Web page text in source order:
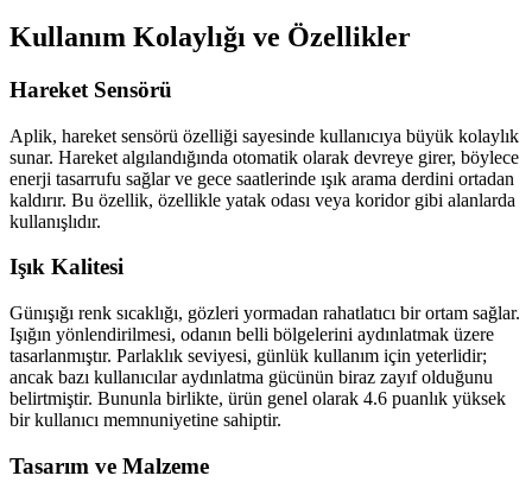
Kullanım Kolaylığı ve Özellikler
Hareket Sensörü
Aplik, hareket sensörü özelliği sayesinde kullanıcıya büyük kolaylık
sunar. Hareket algılandığında otomatik olarak devreye girer, böylece
enerji tasarrufu sağlar ve gece saatlerinde ışık arama derdini ortadan
kaldırır. Bu özellik, özellikle yatak odası veya koridor gibi alanlarda
kullanışlıdır.
Işık Kalitesi
Günışığı renk sıcaklığı, gözleri yormadan rahatlatıcı bir ortam sağlar.
Işığın yönlendirilmesi, odanın belli bölgelerini aydınlatmak üzere
tasarlanmıştır. Parlaklık seviyesi, günlük kullanım için yeterlidir;
ancak bazı kullanıcılar aydınlatma gücünün biraz zayıf olduğunu
belirtmiştir. Bununla birlikte, ürün genel olarak 4.6 puanlık yüksek
bir kullanıcı memnuniyetine sahiptir.
Tasarım ve Malzeme